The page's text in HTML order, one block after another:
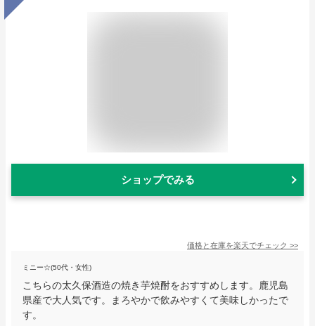
ショップでみる
価格と在庫を楽天でチェック >>
ミニー☆(50代・女性)
こちらの太久保酒造の焼き芋焼酎をおすすめします。鹿児島
県産で大人気です。まろやかで飲みやすくて美味しかったで
す。